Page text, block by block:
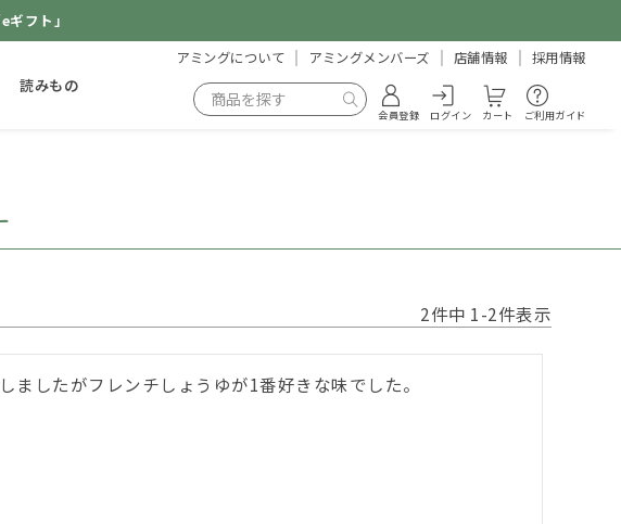
フト」
読みもの
アミングについて アミングメンバーズ 店舗情報 採用情報
会員登録 ログイン カート ご利用ガイド
2件中 1-2件表示
したがフレンチしょうゆが1番好きな味でした。